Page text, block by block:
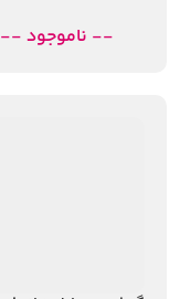
-- ناموجود --